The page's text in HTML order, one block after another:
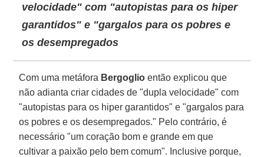
velocidade" com "autopistas para os hiper
garantidos" e "gargalos para os pobres e
os desempregados
Com uma metáfora Bergoglio então explicou que
não adianta criar cidades de "dupla velocidade" com
"autopistas para os hiper garantidos" e "gargalos para
os pobres e os desempregados." Pelo contrário, é
necessário "um coração bom e grande em que
cultivar a paixão pelo bem comum". Inclusive porque,